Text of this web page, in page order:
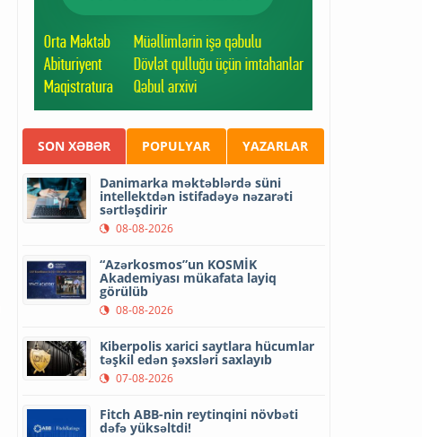
SON XƏBƏR POPULYAR YAZARLAR
Danimarka məktəblərdə süni
intellektdən istifadəyə nəzarəti
sərtləşdirir
08-08-2026
“Azərkosmos”un KOSMİK
Akademiyası mükafata layiq
görülüb
08-08-2026
Kiberpolis xarici saytlara hücumlar
təşkil edən şəxsləri saxlayıb
07-08-2026
Fitch ABB-nin reytinqini növbəti
dəfə yüksəltdi!